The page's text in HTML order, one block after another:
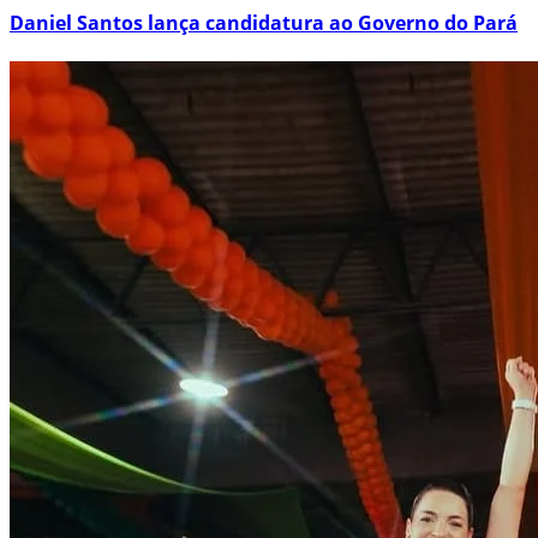
Daniel Santos lança candidatura ao Governo do Pará